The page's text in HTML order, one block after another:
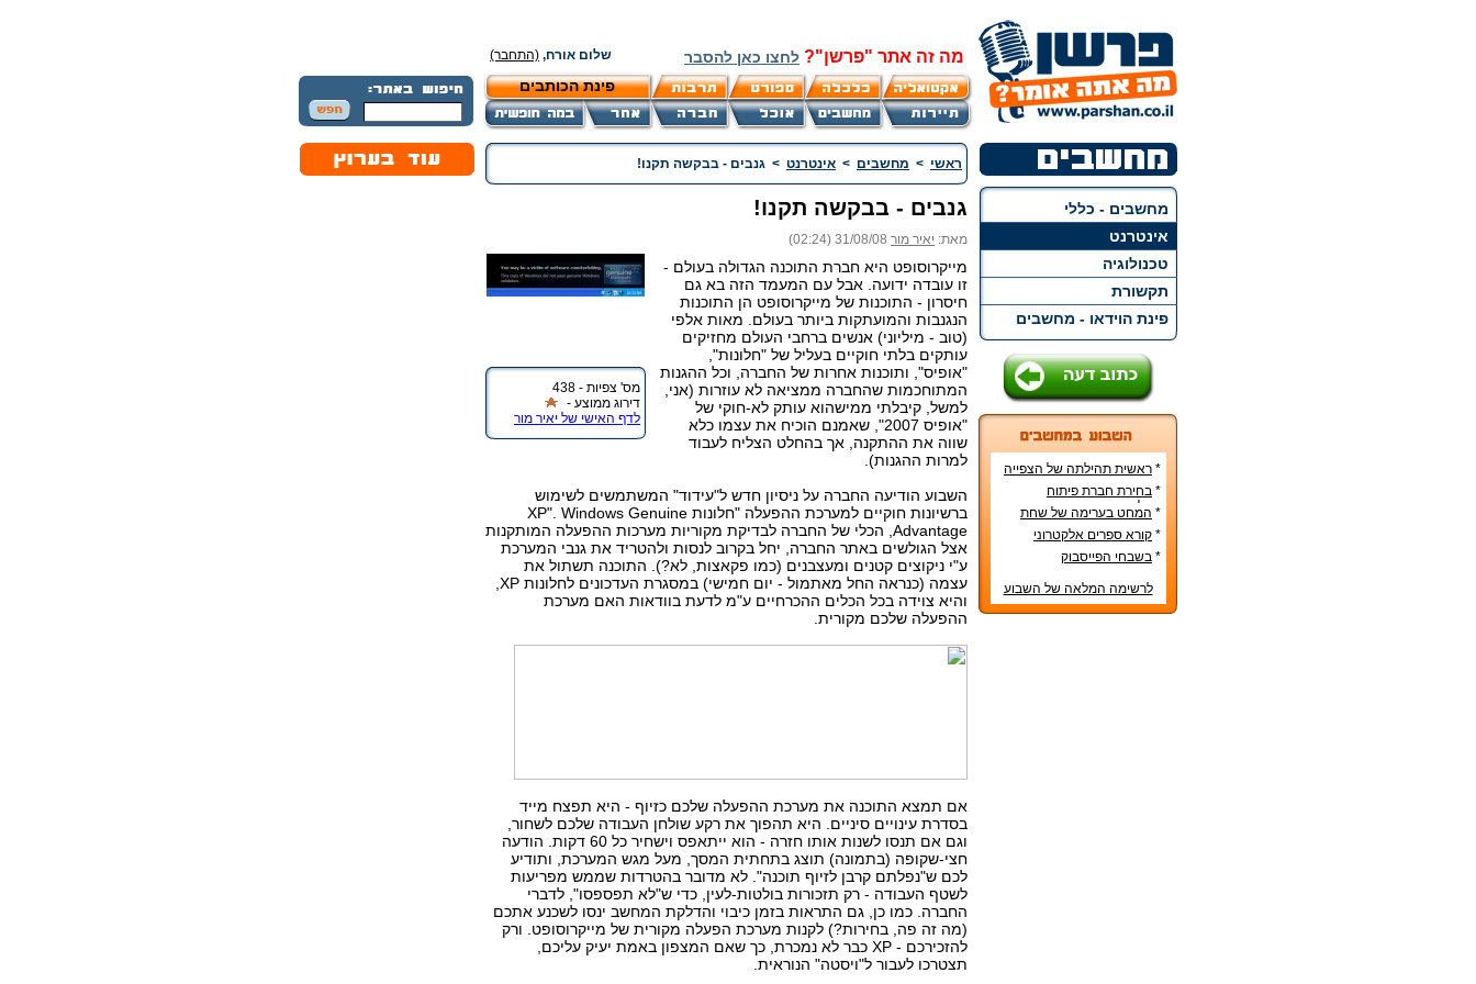
מה זה אתר "פרשן"? לחצו כאן להסבר שלום אורח, (התחבר)
פינת הכותבים
מחשבים - כללי
אינטרנט
טכנולוגיה
תקשורת
פינת הוידאו - מחשבים
* ראשית תהילתה של הצפייה
הישירה ברשת האינטרנט
* בחירת חברת פיתוח
אפליקציות – טיפים שימושיים
* המחט בערימה של שחת
* קורא ספרים אלקטרוני
* בשבחי הפייסבוק
לרשימה המלאה של השבוע
ראשי > מחשבים > אינטרנט > גנבים - בבקשה תקנו!
מס' צפיות - 438
דירוג ממוצע -
לדף האישי של יאיר מור
גנבים - בבקשה תקנו!
מאת: יאיר מור 31/08/08 (02:24)
מייקרוסופט היא חברת התוכנה הגדולה בעולם -
זו עובדה ידועה. אבל עם המעמד הזה בא גם
חיסרון - התוכנות של מייקרוסופט הן התוכנות
הנגנבות והמועתקות ביותר בעולם. מאות אלפי
(טוב - מיליוני) אנשים ברחבי העולם מחזיקים
עותקים בלתי חוקיים בעליל של "חלונות",
"אופיס", ותוכנות אחרות של החברה, וכל ההגנות
המתוחכמות שהחברה ממציאה לא עוזרות (אני,
למשל, קיבלתי ממישהוא עותק לא-חוקי של
"אופיס 2007", שאמנם הוכיח את עצמו כלא
שווה את ההתקנה, אך בהחלט הצליח לעבוד
למרות ההגנות).
השבוע הודיעה החברה על ניסיון חדש ל"עידוד" המשתמשים לשימוש
ברשיונות חוקיים למערכת ההפעלה "חלונות XP". Windows Genuine
Advantage, הכלי של החברה לבדיקת מקוריות מערכות ההפעלה המותקנות
אצל הגולשים באתר החברה, יחל בקרוב לנסות ולהטריד את גנבי המערכת
ע"י ניקוצים קטנים ומעצבנים (כמו פקאצות, לא?). התוכנה תשתול את
והיא צוידה בכל הכלים ההכרחיים ע"מ לדעת בוודאות האם מערכת
ההפעלה שלכם מקורית.
אם תמצא התוכנה את מערכת ההפעלה שלכם כזיוף - היא תפצח מייד
בסדרת עינויים סיניים. היא תהפוך את רקע שולחן העבודה שלכם לשחור,
וגם אם תנסו לשנות אותו חזרה - הוא ייתאפס וישחיר כל 60 דקות. הודעה
חצי-שקופה (בתמונה) תוצג בתחתית המסך, מעל מגש המערכת, ותודיע
לכם ש"נפלתם קרבן לזיוף תוכנה". לא מדובר בהטרדות שממש מפריעות
לשטף העבודה - רק תזכורות בולטות-לעין, כדי ש"לא תפספסו", לדברי
החברה. כמו כן, גם התראות בזמן כיבוי והדלקת המחשב ינסו לשכנע אתכם
(מה זה פה, בחירות?) לקנות מערכת הפעלה מקורית של מייקרוסופט. ורק
להזכירכם - XP כבר לא נמכרת, כך שאם המצפון באמת יעיק עליכם,
תצטרכו לעבור ל"ויסטה" הנוראית.